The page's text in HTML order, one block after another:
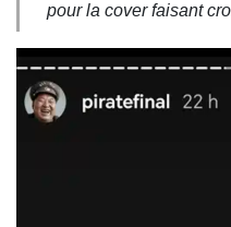
pour la cover faisant